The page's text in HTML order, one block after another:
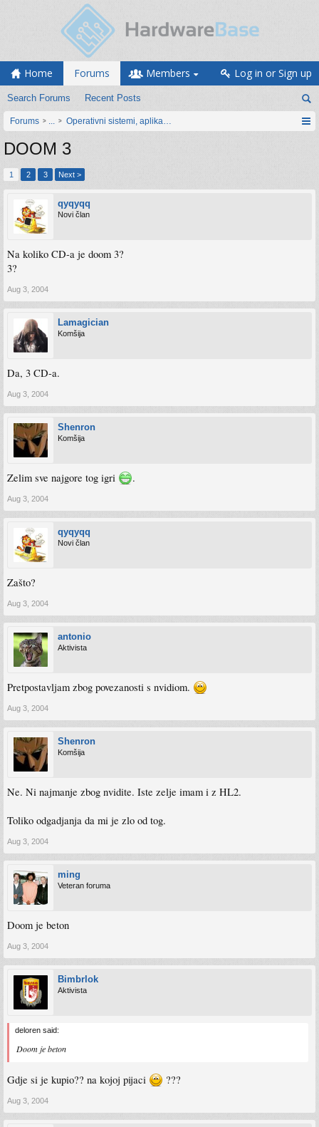
Home Forums
Search Forums Recent Posts
Members Log in or Sign up
Forums ... Operativni sistemi, aplikacije i programiranje
DOOM 3
1 2 3 Next >
qyqyqq
Novi član
Na koliko CD-a je doom 3?
3?
Aug 3, 2004
Lamagician
Komšija
Da, 3 CD-a.
Aug 3, 2004
Shenron
Komšija
Zelim sve najgore tog igri .
Aug 3, 2004
qyqyqq
Novi član
Zašto?
Aug 3, 2004
antonio
Aktivista
Pretpostavljam zbog povezanosti s nvidiom.
Aug 3, 2004
Shenron
Komšija
Ne. Ni najmanje zbog nvidite. Iste zelje imam i z HL2.
Toliko odgadjanja da mi je zlo od tog.
Aug 3, 2004
ming
Veteran foruma
Doom je beton
Aug 3, 2004
Bimbrlok
Aktivista
deloren said:
Doom je beton
Gdje si je kupio?? na kojoj pijaci ???
Aug 3, 2004